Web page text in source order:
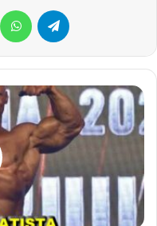
MessengerWhatsApp